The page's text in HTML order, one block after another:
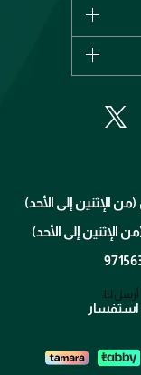
أرسل لنا:
استفسار